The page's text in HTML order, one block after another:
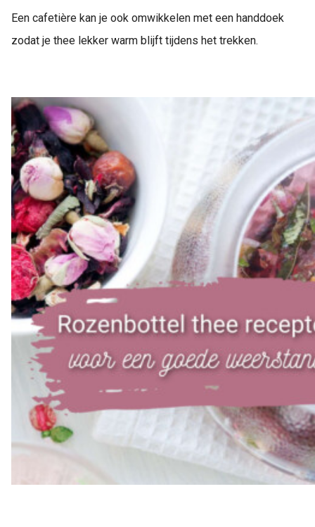
Een cafetière kan je ook omwikkelen met een handdoek
zodat je thee lekker warm blijft tijdens het trekken.